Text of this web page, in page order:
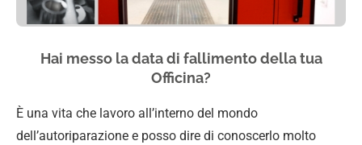
Hai messo la data di fallimento della tua
Officina?
È una vita che lavoro all’interno del mondo
dell’autoriparazione e posso dire di conoscerlo molto